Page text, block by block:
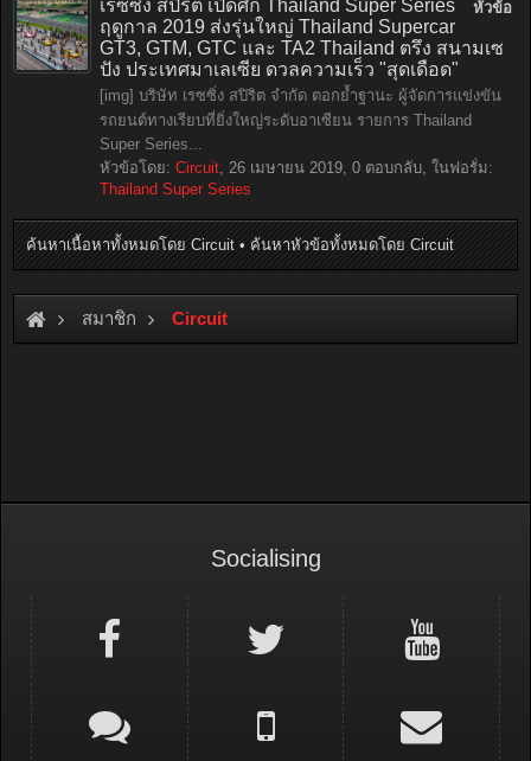
หัวข้อ
เรซซิ่ง สปิริต เปิดศึก Thailand Super Series
ฤดูกาล 2019 ส่งรุ่นใหญ่ Thailand Supercar
GT3, GTM, GTC และ TA2 Thailand ตรึง สนามเซ
ปัง ประเทศมาเลเซีย ดวลความเร็ว "สุดเดือด"
[img] บริษัท เรซซิ่ง สปิริต จำกัด ตอกย้ำฐานะ ผู้จัดการแข่งขัน
รถยนต์ทางเรียบที่ยิ่งใหญ่ระดับอาเซียน รายการ Thailand
Super Series...
หัวข้อโดย: Circuit, 26 เมษายน 2019, 0 ตอบกลับ, ในฟอรั่ม:
Thailand Super Series
ค้นหาเนื้อหาทั้งหมดโดย Circuit ค้นหาหัวข้อทั้งหมดโดย Circuit
สมาชิก Circuit
Socialising